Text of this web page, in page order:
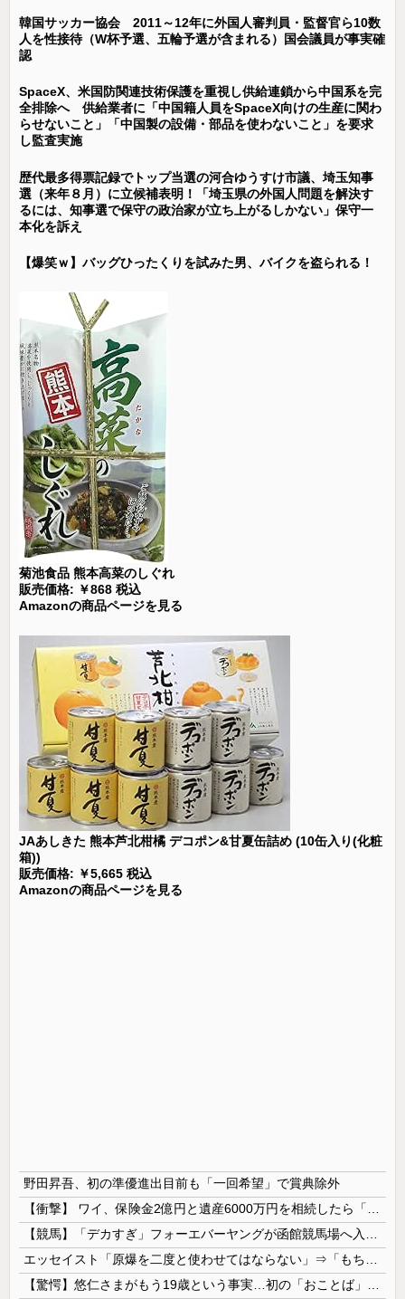
韓国サッカー協会 2011～12年に外国人審判員・監督官ら10数
人を性接待（W杯予選、五輪予選が含まれる）国会議員が事実確
認
SpaceX、米国防関連技術保護を重視し供給連鎖から中国系を完
全排除へ 供給業者に「中国籍人員をSpaceX向けの生産に関わ
らせないこと」「中国製の設備・部品を使わないこと」を要求
し監査実施
歴代最多得票記録でトップ当選の河合ゆうすけ市議、埼玉知事
選（来年８月）に立候補表明！「埼玉県の外国人問題を解決す
るには、知事選で保守の政治家が立ち上がるしかない」保守一
本化を訴え
【爆笑ｗ】バッグひったくりを試みた男、バイクを盗られる！
菊池食品 熊本高菜のしぐれ
販売価格: ￥868 税込
Amazonの商品ページを見る
JAあしきた 熊本芦北柑橘 デコポン&甘夏缶詰め (10缶入り(化粧
箱))
販売価格: ￥5,665 税込
Amazonの商品ページを見る
野田昇吾、初の準優進出目前も「一回希望」で賞典除外